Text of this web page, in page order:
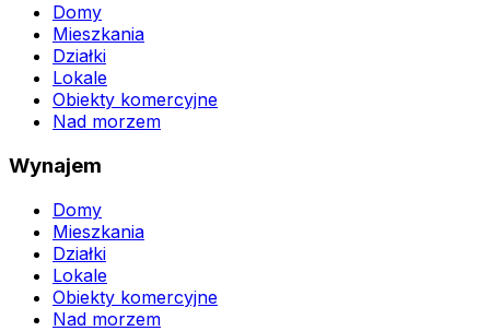
Domy
Mieszkania
Działki
Lokale
Obiekty komercyjne
Nad morzem
Wynajem
Domy
Mieszkania
Działki
Lokale
Obiekty komercyjne
Nad morzem